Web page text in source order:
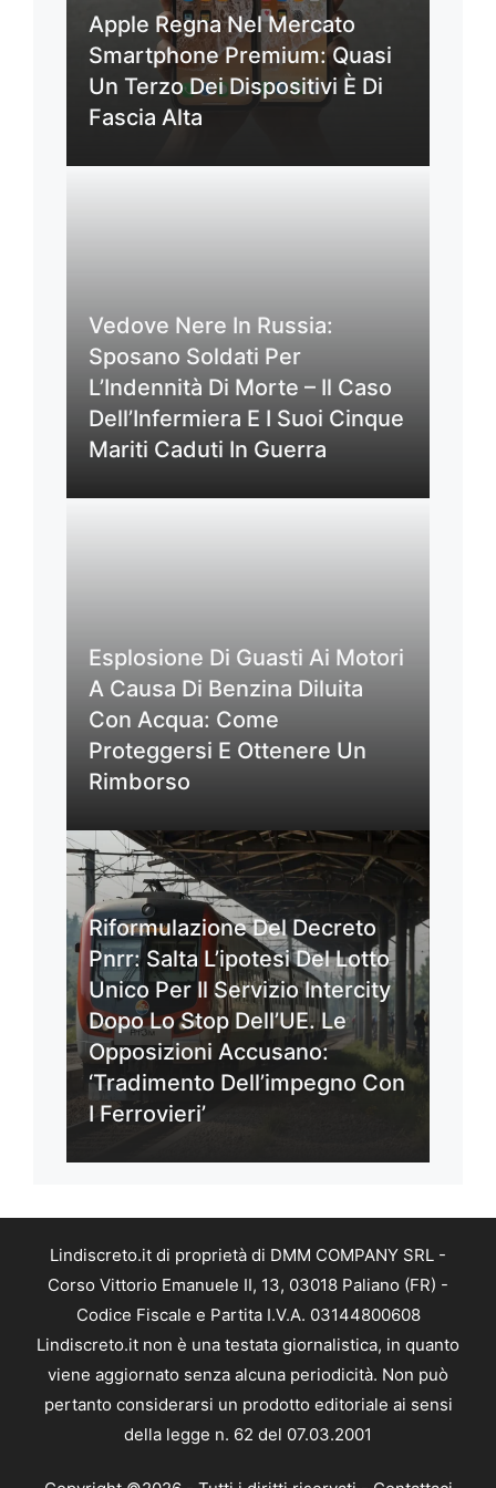
Apple Regna Nel Mercato
Smartphone Premium: Quasi
Un Terzo Dei Dispositivi È Di
Fascia Alta
Vedove Nere In Russia:
Sposano Soldati Per
L’Indennità Di Morte – Il Caso
Dell’Infermiera E I Suoi Cinque
Mariti Caduti In Guerra
Esplosione Di Guasti Ai Motori
A Causa Di Benzina Diluita
Con Acqua: Come
Proteggersi E Ottenere Un
Rimborso
Riformulazione Del Decreto
Pnrr: Salta L’ipotesi Del Lotto
Unico Per Il Servizio Intercity
Dopo Lo Stop Dell’UE. Le
Opposizioni Accusano:
‘Tradimento Dell’impegno Con
I Ferrovieri’
Lindiscreto.it di proprietà di DMM COMPANY SRL -
Corso Vittorio Emanuele II, 13, 03018 Paliano (FR) -
Codice Fiscale e Partita I.V.A. 03144800608
Lindiscreto.it non è una testata giornalistica, in quanto
viene aggiornato senza alcuna periodicità. Non può
pertanto considerarsi un prodotto editoriale ai sensi
della legge n. 62 del 07.03.2001